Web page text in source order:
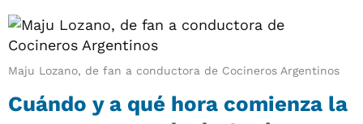
Maju Lozano, de fan a conductora de Cocineros Argentinos
Cuándo y a qué hora comienza la